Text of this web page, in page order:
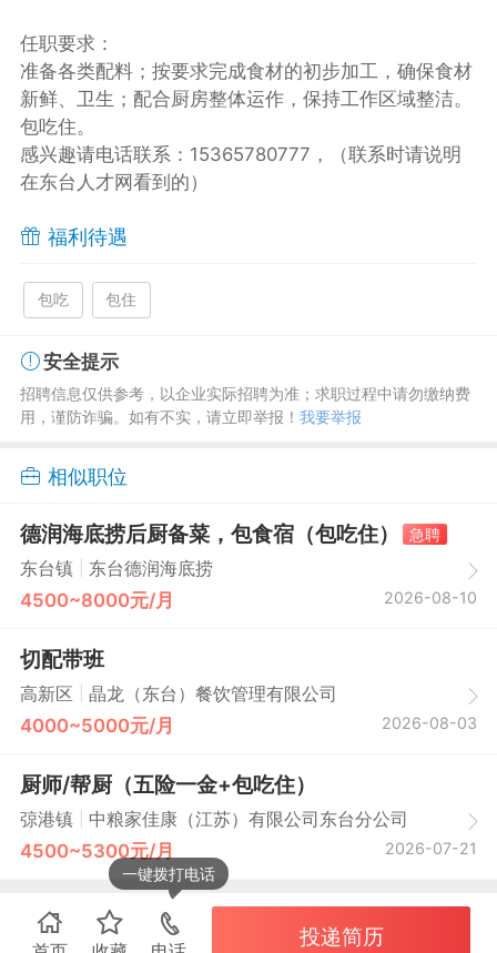
任职要求：
准备各类配料；按要求完成食材的初步加工，确保食材
新鲜、卫生；配合厨房整体运作，保持工作区域整洁。
包吃住。
感兴趣请电话联系：15365780777，（联系时请说明
在东台人才网看到的）
福利待遇
包吃 包住
安全提示
招聘信息仅供参考，以企业实际招聘为准；求职过程中请勿缴纳费
用，谨防诈骗。如有不实，请立即举报！ 我要举报
相似职位
德润海底捞后厨备菜，包食宿（包吃住）
急聘
东台镇
东台德润海底捞
4500~8000元/月 2026-08-10
切配带班
高新区 晶龙（东台）餐饮管理有限公司
4000~5000元/月 2026-08-03
厨师/帮厨（五险一金+包吃住）
弶港镇 中粮家佳康（江苏）有限公司东台分公司
4500~5300元/月 2026-07-21
一键拨打电话
投递简历